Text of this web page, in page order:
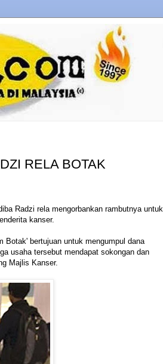
RELA BOTAK
Radzi rela mengorbankan rambutnya untuk
kanser.
Botak' bertujuan untuk mengumpul dana
usaha tersebut mendapat sokongan dan
Majlis Kanser.